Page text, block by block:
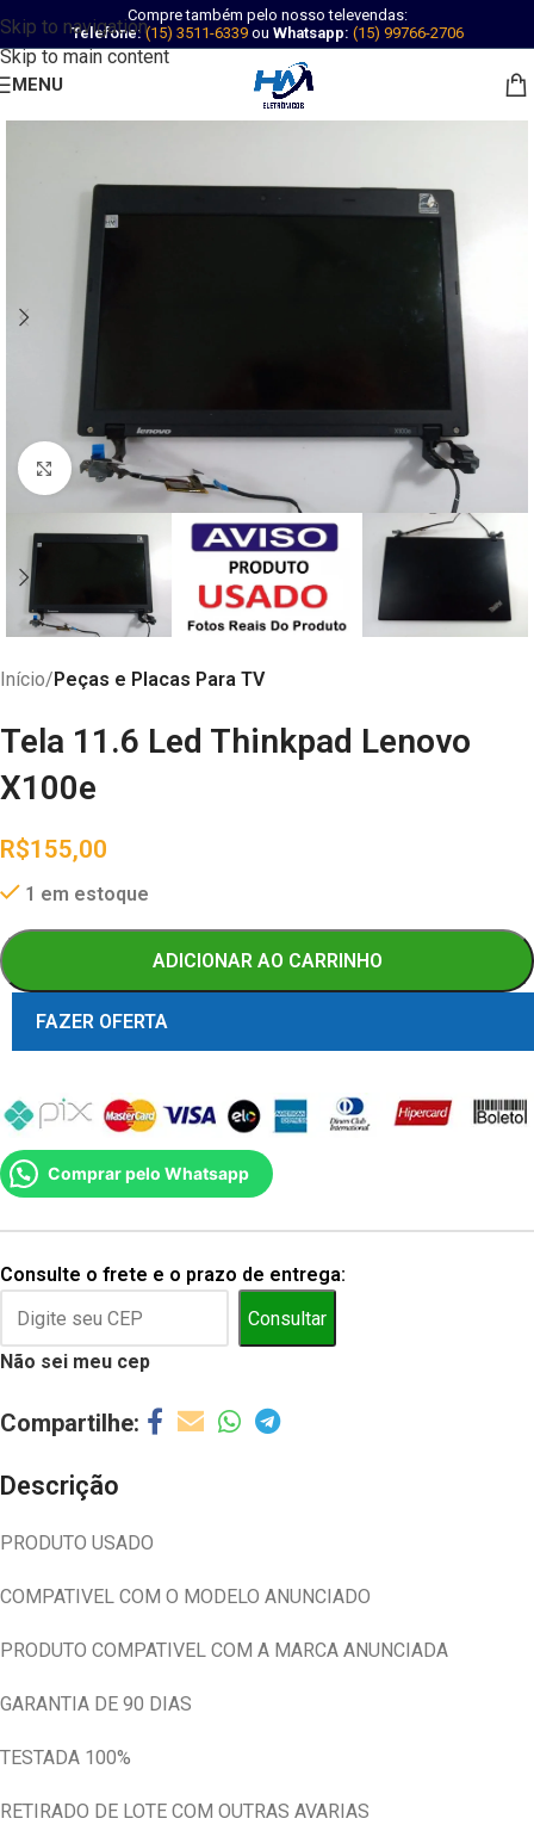
Skip to navigation
Skip to main content
Compre também pelo nosso televendas:
Telefone: (15) 3511-6339ou Whatsapp: (15) 99766-2706
MENU
Abrir imagem
Início Peças e Placas Para TV
Tela 11.6 Led Thinkpad Lenovo
X100e
R$155,00
1 em estoque
ADICIONAR AO CARRINHO
FAZER OFERTA
Comprar pelo Whatsapp
Consulte o frete e o prazo de entrega:
Consultar
Não sei meu cep
Descrição
PRODUTO USADO
COMPATIVEL COM O MODELO ANUNCIADO
PRODUTO COMPATIVEL COM A MARCA ANUNCIADA
GARANTIA DE 90 DIAS
TESTADA 100%
RETIRADO DE LOTE COM OUTRAS AVARIAS